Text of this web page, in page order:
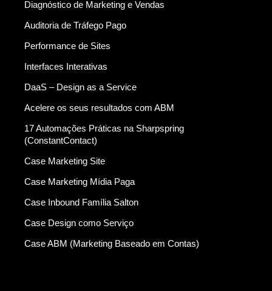
Diagnóstico de Marketing e Vendas
Auditoria de Tráfego Pago
Performance de Sites
Interfaces Interativas
DaaS – Design as a Service
Acelere os seus resultados com ABM
17 Automações Práticas na Sharpspring
(ConstantContact)
Case Marketing Site
Case Marketing Mídia Paga
Case Inbound Família Salton
Case Design como Serviço
Case ABM (Marketing Baseado em Contas)